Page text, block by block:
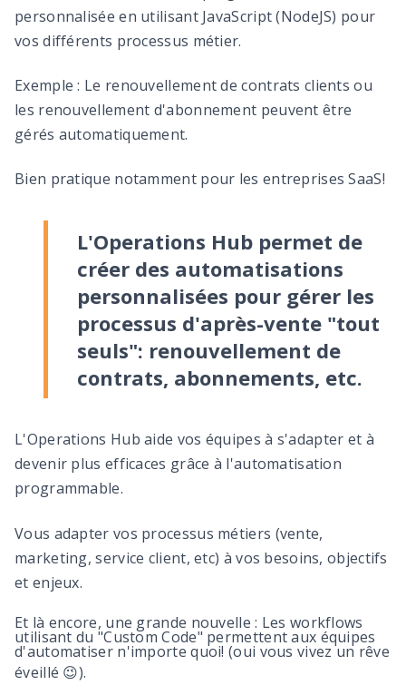
personnalisée en utilisant JavaScript (NodeJS) pour
vos différents processus métier.
Exemple : Le renouvellement de contrats clients ou
les renouvellement d'abonnement peuvent être
gérés automatiquement.
Bien pratique notamment pour les entreprises SaaS!
L'Operations Hub permet de
créer des automatisations
personnalisées pour gérer les
processus d'après-vente "tout
seuls": renouvellement de
contrats, abonnements, etc.
L'Operations Hub aide vos équipes à s'adapter et à
devenir plus efficaces grâce à l'automatisation
programmable.
Vous adapter vos processus métiers (vente,
marketing, service client, etc) à vos besoins, objectifs
et enjeux.
Et là encore, une grande nouvelle : Les workflows
utilisant du "Custom Code" permettent aux équipes
d'automatiser n'importe quoi! (oui vous vivez un rêve
éveillé 😉).